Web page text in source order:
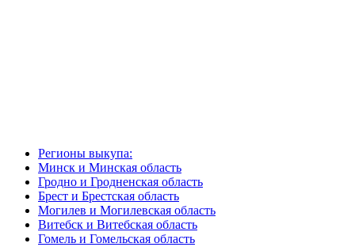
Регионы выкупа:
Минск и Минская область
Гродно и Гродненская область
Брест и Брестская область
Могилев и Могилевская область
Витебск и Витебская область
Гомель и Гомельская область